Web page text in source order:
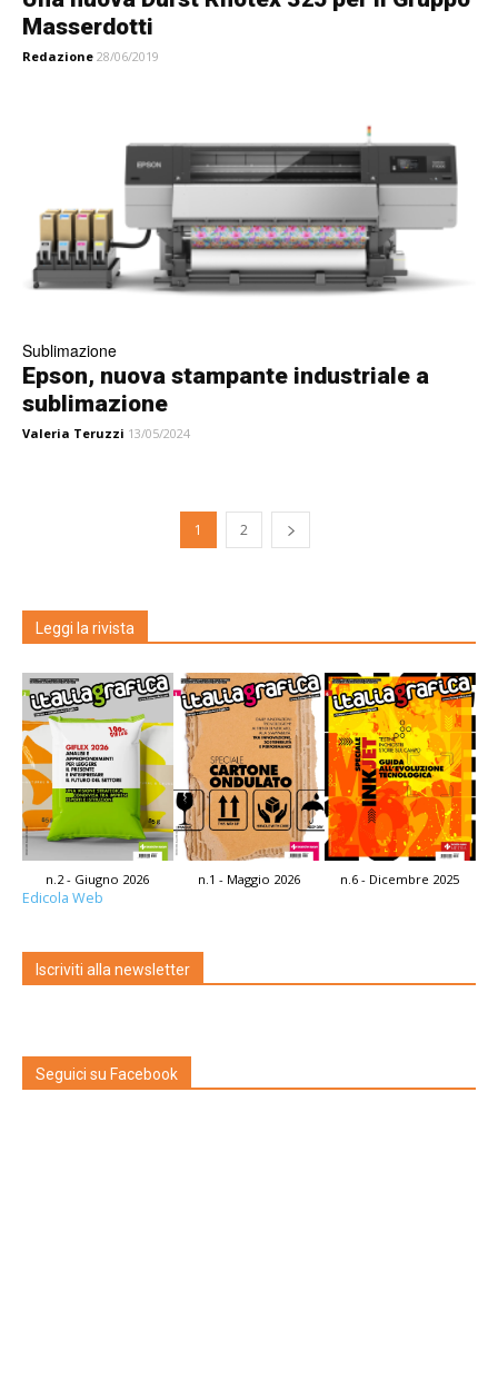
Masserdotti
Redazione 28/06/2019
Sublimazione
Epson, nuova stampante industriale a
sublimazione
Valeria Teruzzi 13/05/2024
1 2
Leggi la rivista
n.2 - Giugno 2026 n.1 - Maggio 2026 n.6 - Dicembre 2025
Edicola Web
Iscriviti alla newsletter
Seguici su Facebook